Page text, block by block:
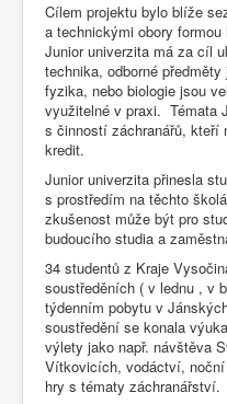
Cílem projektu bylo blíže
a technickými obory
Junior univerzita má za cíl
technika, odborné
fyzika, nebo biologie jsou
využitelné v praxi. Témata
s činností záchranářů,
kredit.
Junior univerzita přinesla
s prostředím na těchto
zkušenost může být pro
budoucího studia a
34 studentů z Kraje
soustředěních ( v lednu , v
týdenním pobytu v
soustředění se konala
výlety jako např. návštěva
Vítkovicích, vodáctví,
hry s tématy záchranářství.